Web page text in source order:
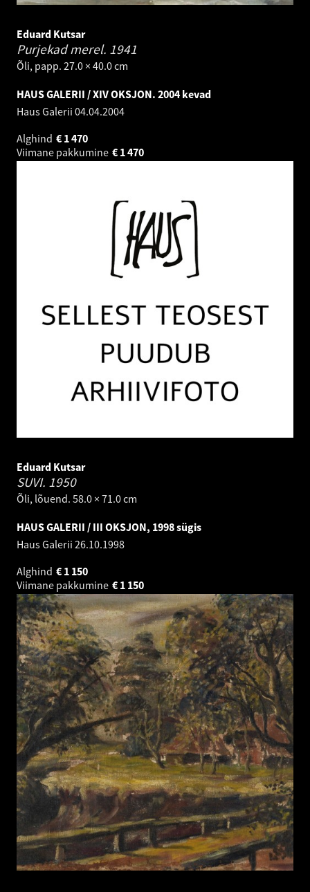
Eduard Kutsar
Purjekad merel. 1941
Õli, papp. 27.0 × 40.0 cm
HAUS GALERII / XIV OKSJON. 2004 kevad
Haus Galerii 04.04.2004
Alghind
1 470
€
Viimane pakkumine
1 470
€
Eduard Kutsar
SUVI. 1950
Õli, lõuend. 58.0 × 71.0 cm
HAUS GALERII / III OKSJON, 1998 sügis
Haus Galerii 26.10.1998
Alghind
1 150
€
Viimane pakkumine
1 150
€